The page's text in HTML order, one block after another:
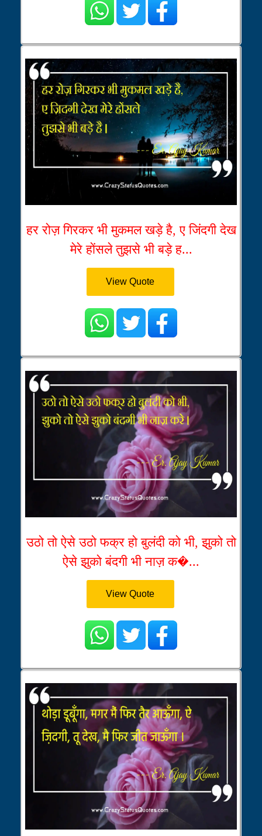
हर रोज़ गिरकर भी मुकमल खड़े है, ए जिंदगी देख
मेरे होंसले तुझसे भी बड़े ह...
View Quote
उठो तो ऐसे उठो फक्र हो बुलंदी को भी, झुको तो
ऐसे झुको बंदगी भी नाज़ क�...
View Quote